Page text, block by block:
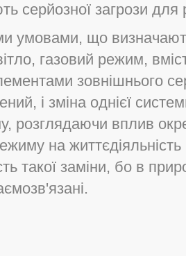
серйозної загрози для
умовами, що
газовий режим,
зовнішнього
і зміна однієї
розглядаючи вплив
на
такої заміни, бо в